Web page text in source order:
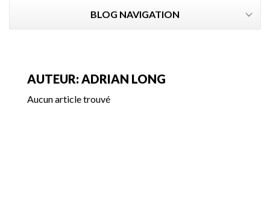
BLOG NAVIGATION
AUTEUR: ADRIAN LONG
Aucun article trouvé